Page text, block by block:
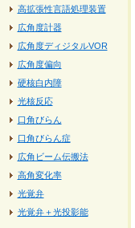
高拡張性言語処理装置
広角度計器
広角度ディジタルVOR
広角度偏向
硬核白内障
光核反応
口角びらん
口角びらん症
広角ビーム伝搬法
高角変化率
光覚弁
光覚弁＋光投影能